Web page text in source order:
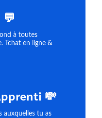
à toutes
Tchat en ligne &
💸
auxquelles tu as